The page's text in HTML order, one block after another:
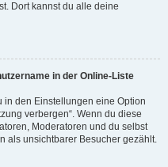
Dort kannst du alle deine
in der Online-Liste
in den Einstellungen eine Option
verbergen“. Wenn du diese
Moderatoren und du selbst
als unsichtbarer Besucher gezählt.